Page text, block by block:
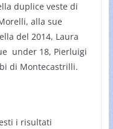
duplice veste di
alla sue
del 2014, Laura
under 18, Pierluigi
di Montecastrilli.
i risultati